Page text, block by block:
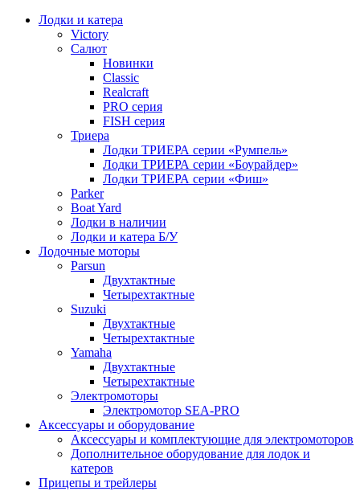
Лодки и катера
Victory
Салют
Новинки
Classic
Realcraft
PRO серия
FISH серия
Триера
Лодки ТРИЕРА серии «Румпель»
Лодки ТРИЕРА серии «Боурайдер»
Лодки ТРИЕРА серии «Фиш»
Parker
Boat Yard
Лодки в наличии
Лодки и катера Б/У
Лодочные моторы
Parsun
Двухтактные
Четырехтактные
Suzuki
Двухтактные
Четырехтактные
Yamaha
Двухтактные
Четырехтактные
Электромоторы
Электромотор SEA-PRO
Аксессуары и оборудование
Аксессуары и комплектующие для электромоторов
Дополнительное оборудование для лодок и
катеров
Прицепы и трейлеры